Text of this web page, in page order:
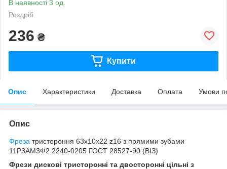
В наявності 3 од.
Роздріб
236 ₴
Купити
Опис Характеристики Доставка Оплата Умови
Опис
Фреза тристороння 63х10х22 z16 з прямими зубами
11Р3АМ3Ф2 2240-0205 ГОСТ 28527-90 (ВІЗ)
Фрези дискові тристоронні та двосторонні цільні з